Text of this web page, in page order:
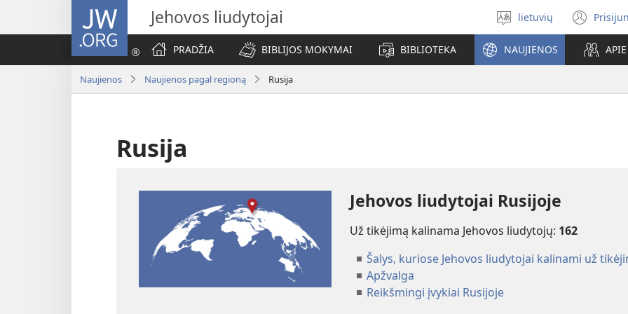
JW.ORG Jehovos liudytojai
Pasirinkite
kalbą
lietuvių
PRADŽIA
BIBLIJOS MOKYMAI BIBLIOTEKA NAUJIENOS
Naujienos Naujienos pagal regioną Rusija
Rusija
Jehovos liudytojai Rusijoje
Už tikėjimą kalinama Jehovos liudytojų: 162
Šalys, kuriose Jehovos liudytojai kalinami už
Apžvalga
Reikšmingi įvykiai Rusijoje